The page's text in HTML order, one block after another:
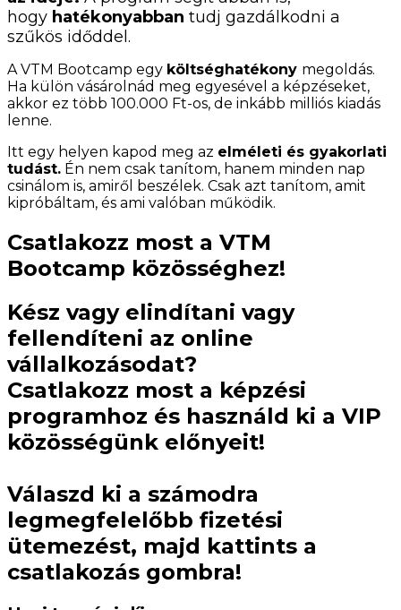
hogy hatékonyabban tudj gazdálkodni a
szűkös időddel.
A VTM Bootcamp egy költséghatékony megoldás.
Ha külön vásárolnád meg egyesével a képzéseket,
akkor ez több 100.000 Ft-os, de inkább milliós kiadás
lenne.
Itt egy helyen kapod meg az elméleti és gyakorlati
tudást. Én nem csak tanítom, hanem minden nap
csinálom is, amiről beszélek. Csak azt tanítom, amit
kipróbáltam, és ami valóban működik.
Csatlakozz most a VTM
Bootcamp közösséghez!
Kész vagy elindítani vagy
fellendíteni az online
vállalkozásodat?
Csatlakozz most a képzési
programhoz és használd ki a VIP
közösségünk előnyeit!
Válaszd ki a számodra
legmegfelelőbb fizetési
ütemezést, majd kattints a
csatlakozás gombra!